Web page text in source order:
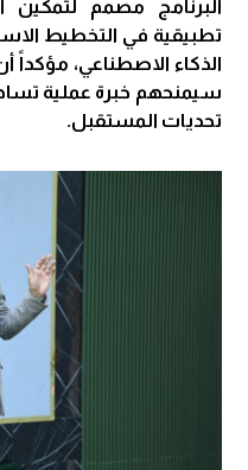
البرنامج مصمم
تطبيقية في التخطيط
الذكاء الاصطناعي، مؤكداً
سيمنحهم خبرة عملية
تحديات المستقبل.